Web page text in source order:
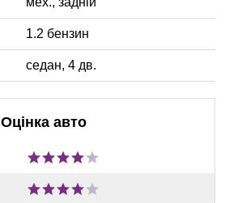
1.2 бензин
седан, 4 дв.
Оцінка авто